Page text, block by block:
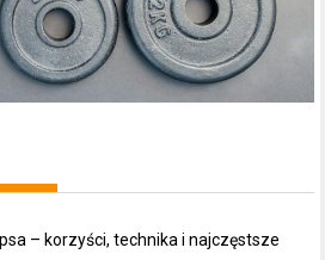
– korzyści, technika i najczęstsze